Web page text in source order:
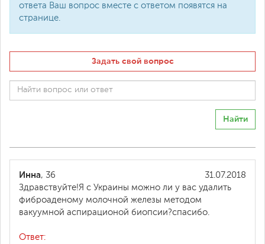
ответа Ваш вопрос вместе с ответом появятся на
странице.
Задать свой вопрос
Найти
31.07.2018
Инна, 36
Здравствуйте!Я с Украины можно ли у вас удалить
фиброаденому молочной железы методом
вакуумной аспирационой биопсии?спасибо.
Ответ: